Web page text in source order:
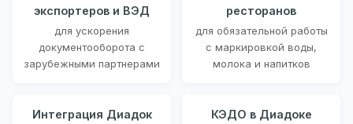
экспортеров и ВЭД
для ускорения
документооборота с
зарубежными партнерами
ресторанов
для обязательной работы
с маркировкой воды,
молока и напитков
Интеграция Диадок
КЭДО в Диадоке